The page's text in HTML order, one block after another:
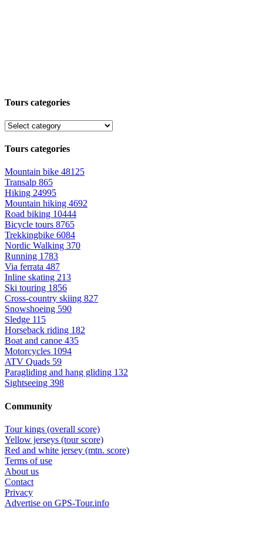
Tours categories
Tours categories
Mountain bike 48125
Transalp 865
Hiking 24995
Mountain hiking 4692
Road biking 10444
Bicycle tours 8765
Trekkingbike 6084
Nordic Walking 370
Running 1783
Via ferrata 487
Inline skating 213
Ski touring 1856
Cross-country skiing 827
Snowshoeing 590
Sledge 115
Horseback riding 182
Boat and canoe 435
Motorcycles 1094
ATV Quads 59
Paragliding and hang gliding 132
Sightseeing 398
Community
Tour kings (overall score)
Yellow jerseys (tour score)
Red and white jersey (mtn. score)
Terms of use
About us
Contact
Privacy
Advertise on GPS-Tour.info